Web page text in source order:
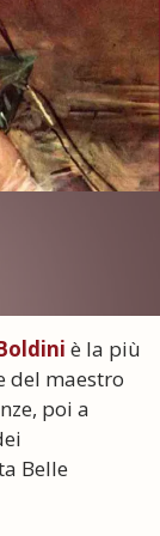
è la più
del maestro
poi a
Belle